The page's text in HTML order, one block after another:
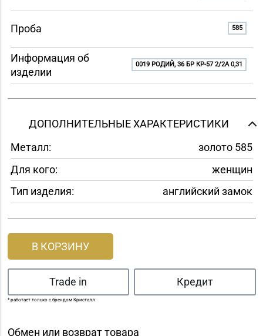
Проба 585
Информация об
изделии
0019 РОДИЙ, 36 БР КР-57 2/2A 0,31
ДОПОЛНИТЕЛЬНЫЕ ХАРАКТЕРИСТИКИ
Металл:
золото 585
Для кого:
женщин
Тип изделия:
английский замок
В КОРЗИНУ
Trade in Кредит
* работает только с брендом Кристалл
Обмен или возврат товара